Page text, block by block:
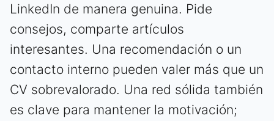
LinkedIn de manera genuina. Pide
consejos, comparte artículos
interesantes. Una recomendación o un
contacto interno pueden valer más que un
CV sobrevalorado. Una red sólida también
es clave para mantener la motivación;